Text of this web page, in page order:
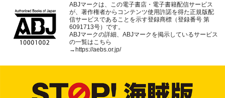
ABJマークは、この電子書店・電子書籍配信サービス
が、著作権者からコンテンツ使用許諾を得た正規版配
信サービスであることを示す登録商標（登録番号 第
6091713号）です。
ABJマークの詳細、ABJマークを掲示しているサービス
の一覧はこちら
→https://aebs.or.jp/